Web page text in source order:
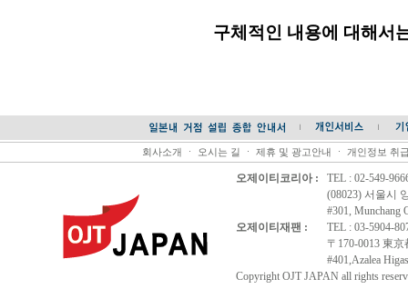
구체적인 내용에 대해서
회사소개 ㆍ 오시는 길 ㆍ 제휴 및 광고안내 ㆍ 개인정보 취
오제이티코리아 :
TEL : 02-549-
(08023) 서울시
#301, Munchang
오제이티재팬 :
TEL : 03-5904-
〒170-0013 東
#401,Azalea
Copyright OJT JAPAN all rights